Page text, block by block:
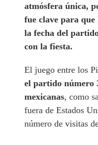
atmósfera única,
fue clave para
la fecha del
con la fiesta.
El juego entre los
el partido número
mexicanas, como
fuera de Estados
número de visitas